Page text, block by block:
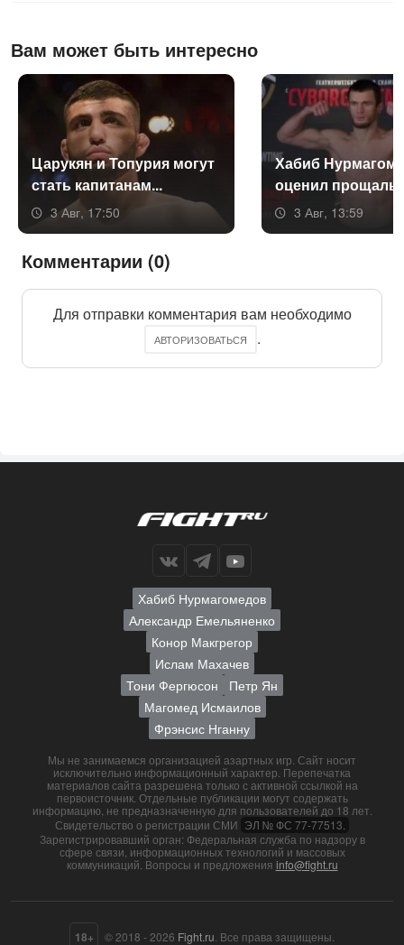
Вам может быть интересно
Ца­рукян и То­пурия мо­гут
стать ка­пита­нам...
3 Авг, 17:50
Ха­биб
оце­нил
3 Авг, 13:59
Комментарии (0)
Для отправки комментария вам необходимо
АВТОРИЗОВАТЬСЯ .
Хабиб Нурмагомедов
Александр Емельяненко
Конор Макгрегор
Ислам Махачев
Тони Фергюсон
Петр Ян
Магомед Исмаилов
Фрэнсис Нганну
Мы не занимаемся организацией азартных игр. Сайт носит
исключительно информационный характер. Перепечатка
материалов сайта разрешена только с активной ссылкой на
первоисточник. Отдельные публикации могут содержать
информацию, не предназначенную для пользователей до 18 лет.
Свидетельство о регистрации СМИ ЭЛ № ФС 77-77513.
Зарегистрировавший орган: Федеральная служба по надзору в
сфере связи, информационных технологий и массовых
коммуникаций. Вопросы и предложения info@fight.ru
18+ © 2018 - 2026 Fight.ru . Все права защищены.